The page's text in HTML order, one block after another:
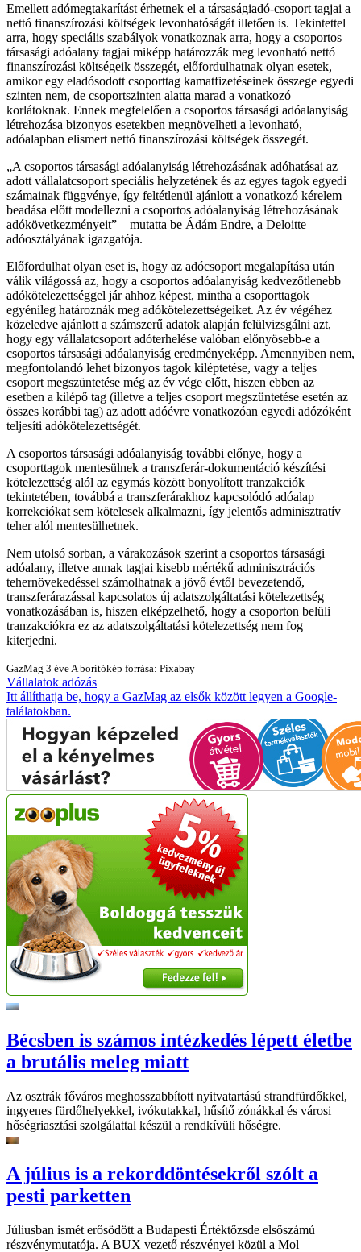
Emellett adómegtakarítást érhetnek el a társaságiadó-csoport tagjai a
nettó finanszírozási költségek levonhatóságát illetően is. Tekintettel
arra, hogy speciális szabályok vonatkoznak arra, hogy a csoportos
társasági adóalany tagjai miképp határozzák meg levonható nettó
finanszírozási költségeik összegét, előfordulhatnak olyan esetek,
amikor egy eladósodott csoporttag kamatfizetéseinek összege egyedi
szinten nem, de csoportszinten alatta marad a vonatkozó
korlátoknak. Ennek megfelelően a csoportos társasági adóalanyiság
létrehozása bizonyos esetekben megnövelheti a levonható,
adóalapban elismert nettó finanszírozási költségek összegét.
A csoportos társasági adóalanyiság létrehozásának adóhatásai az
adott vállalatcsoport speciális helyzetének és az egyes tagok egyedi
számainak függvénye, így feltétlenül ajánlott a vonatkozó kérelem
beadása előtt modellezni a csoportos adóalanyiság létrehozásának
adókövetkezményeit
– mutatta be Ádám Endre, a Deloitte
adóosztályának igazgatója.
Előfordulhat olyan eset is, hogy az adócsoport megalapítása után
válik világossá az, hogy a csoportos adóalanyiság kedvezőtlenebb
adókötelezettséggel jár ahhoz képest, mintha a csoporttagok
egyénileg határoznák meg adókötelezettségeiket. Az év végéhez
közeledve ajánlott a számszerű adatok alapján felülvizsgálni azt,
hogy egy vállalatcsoport adóterhelése valóban előnyösebb-e a
csoportos társasági adóalanyiság eredményeképp. Amennyiben nem,
megfontolandó lehet bizonyos tagok kiléptetése, vagy a teljes
csoport megszüntetése még az év vége előtt, hiszen ebben az
esetben a kilépő tag (illetve a teljes csoport megszüntetése esetén az
összes korábbi tag) az adott adóévre vonatkozóan egyedi adózóként
teljesíti adókötelezettségét.
A csoportos társasági adóalanyiság további előnye, hogy a
csoporttagok mentesülnek a transzferár-dokumentáció készítési
kötelezettség alól az egymás között bonyolított tranzakciók
tekintetében, továbbá a transzferárakhoz kapcsolódó adóalap
korrekciókat sem kötelesek alkalmazni, így jelentős adminisztratív
teher alól mentesülhetnek.
Nem utolsó sorban, a várakozások szerint a csoportos társasági
adóalany, illetve annak tagjai kisebb mértékű adminisztrációs
tehernövekedéssel számolhatnak a jövő évtől bevezetendő,
transzferárazással kapcsolatos új adatszolgáltatási kötelezettség
vonatkozásában is, hiszen elképzelhető, hogy a csoporton belüli
tranzakciókra ez az adatszolgáltatási kötelezettség nem fog
kiterjedni.
GazMag 3 éve A borítókép forrása: Pixabay
Vállalatok adózás
Itt állíthatja be, hogy a GazMag az elsők között legyen a Google-
találatokban.
Bécsben is számos intézkedés lépett életbe
a brutális meleg miatt
Az osztrák főváros meghosszabbított nyitvatartású strandfürdőkkel,
ingyenes fürdőhelyekkel, ivókutakkal, hűsítő zónákkal és városi
hőségriasztási szolgálattal készül a rendkívüli hőségre.
A július is a rekorddöntésekről szólt a
pesti parketten
Júliusban ismét erősödött a Budapesti Értéktőzsde elsőszámú
részvénymutatója. A BUX vezető részvényei közül a Mol